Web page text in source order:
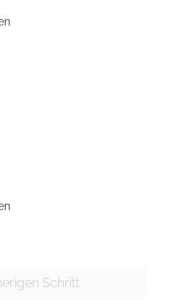
Schritt